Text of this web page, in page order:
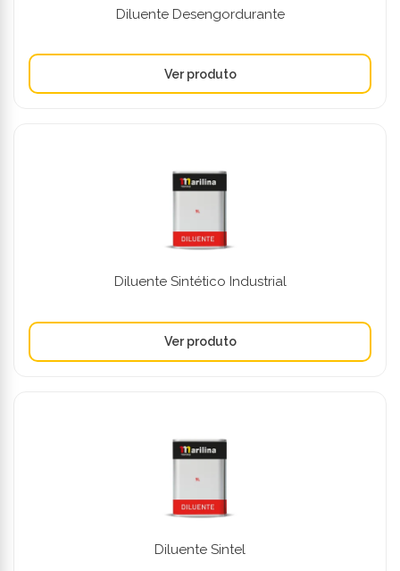
Diluente Desengordurante
Diluente Sintético Industrial
Diluente Sintel